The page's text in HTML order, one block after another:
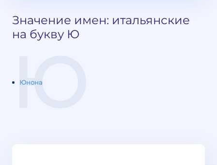
Значение имен: итальянские
на букву Ю
Ю
Юнона